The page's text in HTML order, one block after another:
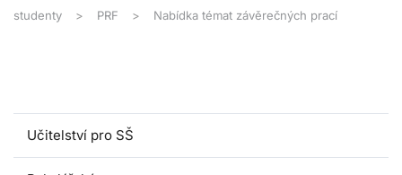
studenty PRF Nabídka témat závěrečných prací
Učitelství pro SŠ